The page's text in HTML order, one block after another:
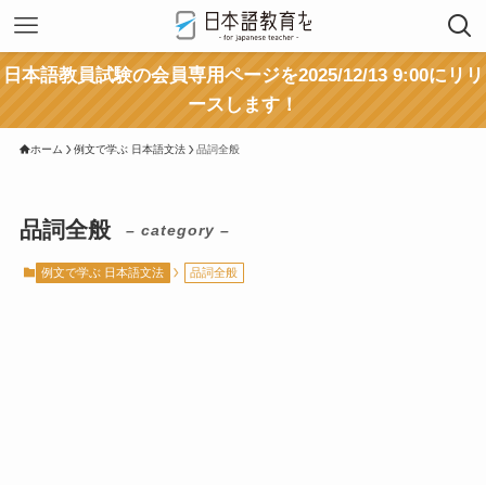
日本語教員試験の会員専用ページを2025/12/13 9:00にリリ
ースします！
ホーム 例文で学ぶ 日本語文法 品詞全般
品詞全般 – category –
例文で学ぶ 日本語文法 品詞全般